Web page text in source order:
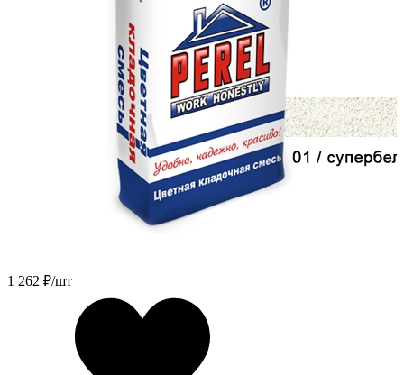
1 262 ₽/шт